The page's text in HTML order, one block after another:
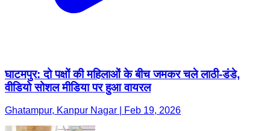
घाटमपुर: दो पक्षों की महिलाओं के बीच जमकर चले लाठी-डंडे,
वीडियो सोशल मीडिया पर हुआ वायरल
Ghatampur, Kanpur Nagar | Feb 19, 2026